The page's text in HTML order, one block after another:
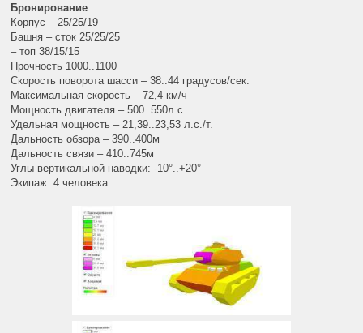
Бронирование
Корпус – 25/25/19
Башня – сток 25/25/25
– топ 38/15/15
Прочность 1000..1100
Скорость поворота шасси – 38..44 градусов/сек.
Максимальная скорость – 72,4 км/ч
Мощность двигателя – 500..550л.с.
Удельная мощность – 21,39..23,53 л.с./т.
Дальность обзора – 390..400м
Дальность связи – 410..745м
Углы вертикальной наводки: -10°..+20°
Экипаж: 4 человека